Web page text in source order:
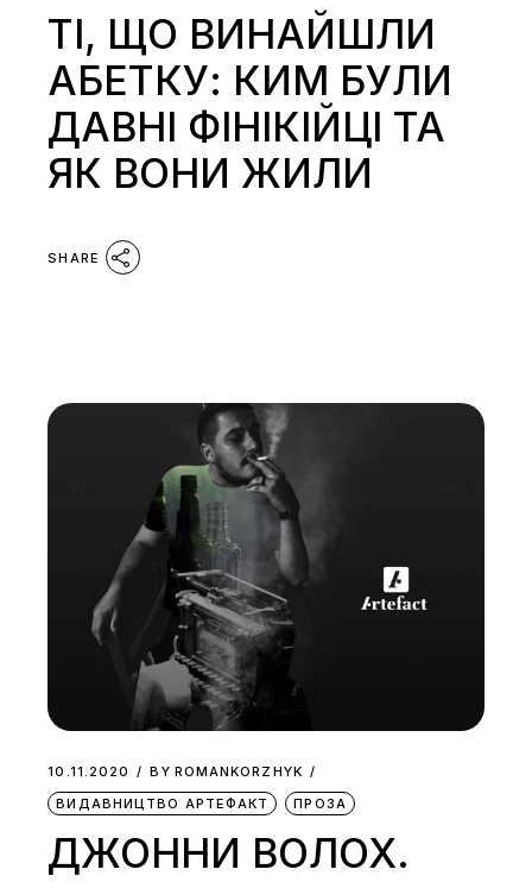
ТІ, ЩО ВИНАЙШЛИ
АБЕТКУ: КИМ БУЛИ
ДАВНІ ФІНІКІЙЦІ ТА
ЯК ВОНИ ЖИЛИ
SHARE
10.11.2020 BY ROMANKORZHYK
ВИДАВНИЦТВО АРТЕФАКТ
ПРОЗА
ДЖОННИ ВОЛОХ.